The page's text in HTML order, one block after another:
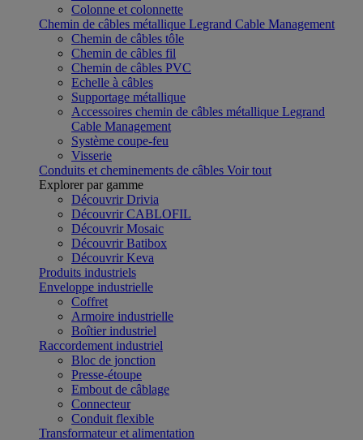
Colonne et colonnette
Chemin de câbles métallique Legrand Cable Management
Chemin de câbles tôle
Chemin de câbles fil
Chemin de câbles PVC
Echelle à câbles
Supportage métallique
Accessoires chemin de câbles métallique Legrand
Cable Management
Système coupe-feu
Visserie
Conduits et cheminements de câbles Voir tout
Explorer par gamme
Découvrir Drivia
Découvrir CABLOFIL
Découvrir Mosaic
Découvrir Batibox
Découvrir Keva
Produits industriels
Enveloppe industrielle
Coffret
Armoire industrielle
Boîtier industriel
Raccordement industriel
Bloc de jonction
Presse-étoupe
Embout de câblage
Connecteur
Conduit flexible
Transformateur et alimentation